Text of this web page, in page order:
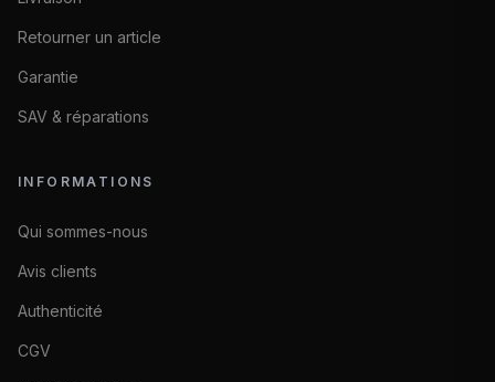
Retourner un article
Garantie
SAV & réparations
INFORMATIONS
Qui sommes-nous
Avis clients
Authenticité
CGV